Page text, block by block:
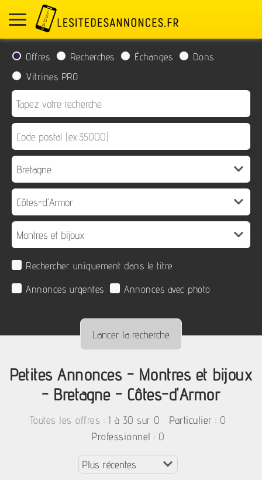
Offres Recherches Échanges
Dons
Vitrines PRO
Rechercher uniquement dans le titre
Annonces urgentes
Annonces avec photo
Petites Annonces - Montres et bijoux
- Bretagne - Côtes-d'Armor
Toutes les offres : 1 à 30 sur 0 Particulier : 0
Professionnel : 0